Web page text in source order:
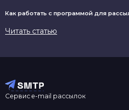
Строительная сфера /
Строительные
Спецмагазины
Как работать с программой для
Читать статью
Сервис e-mail рассылок